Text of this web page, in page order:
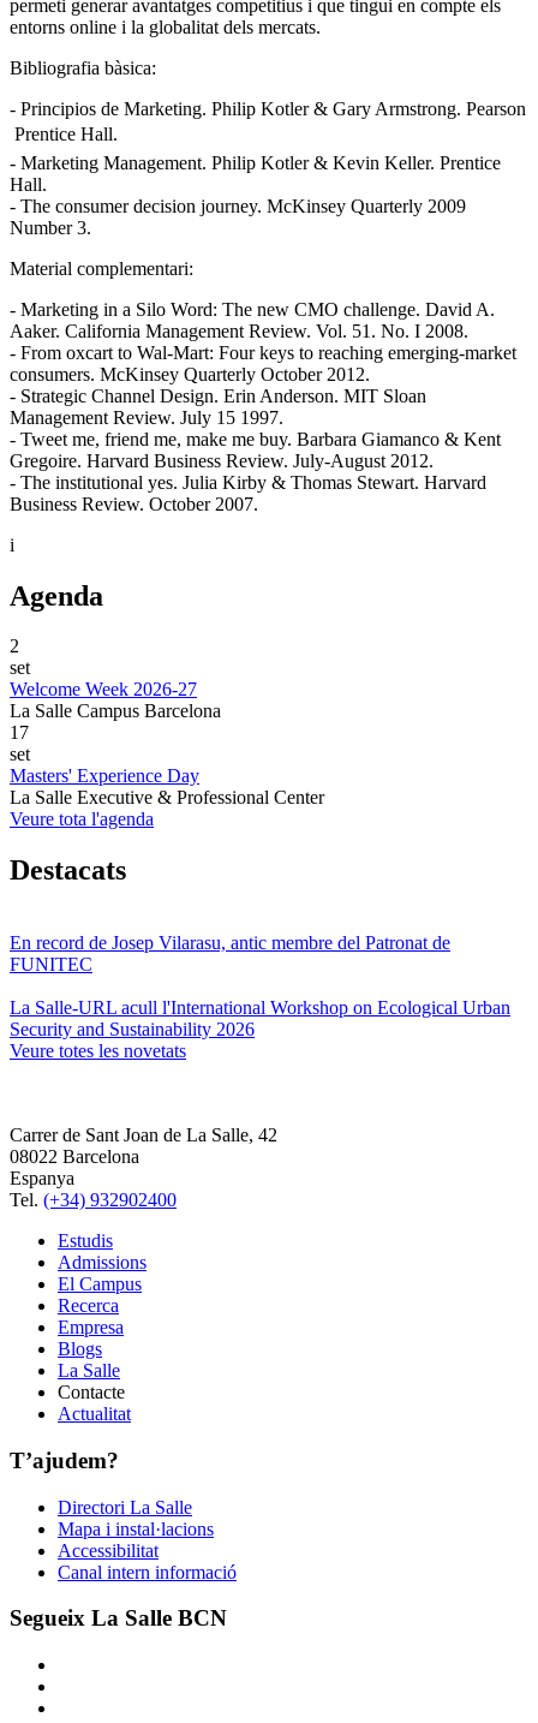
permeti generar avantatges competitius i que tingui en compte els
entorns online i la globalitat dels mercats.
Bibliografia bàsica:
- Principios de Marketing. Philip Kotler & Gary Armstrong. Pearson
 Prentice Hall.
- Marketing Management. Philip Kotler & Kevin Keller. Prentice
Hall.
- The consumer decision journey. McKinsey Quarterly 2009
Number 3.
Material complementari:
- Marketing in a Silo Word: The new CMO challenge. David A.
Aaker. California Management Review. Vol. 51. No. I 2008.
- From oxcart to Wal-Mart: Four keys to reaching emerging-market
consumers. McKinsey Quarterly October 2012.
- Strategic Channel Design. Erin Anderson. MIT Sloan
Management Review. July 15 1997.
- Tweet me, friend me, make me buy. Barbara Giamanco & Kent
Gregoire. Harvard Business Review. July-August 2012.
- The institutional yes. Julia Kirby & Thomas Stewart. Harvard
Business Review. October 2007.
i
Agenda
2
set
Welcome Week 2026-27
La Salle Campus Barcelona
17
set
Masters' Experience Day
La Salle Executive & Professional Center
Veure tota l'agenda
Destacats
En record de Josep Vilarasu, antic membre del Patronat de
FUNITEC
La Salle-URL acull l'International Workshop on Ecological Urban
Security and Sustainability 2026
Veure totes les novetats
Carrer de Sant Joan de La Salle, 42
08022 Barcelona
Espanya
Tel. (+34) 932902400
Estudis
Admissions
El Campus
Recerca
Empresa
Blogs
La Salle
Contacte
Actualitat
T’ajudem?
Directori La Salle
Mapa i instal·lacions
Accessibilitat
Canal intern informació
Segueix La Salle BCN